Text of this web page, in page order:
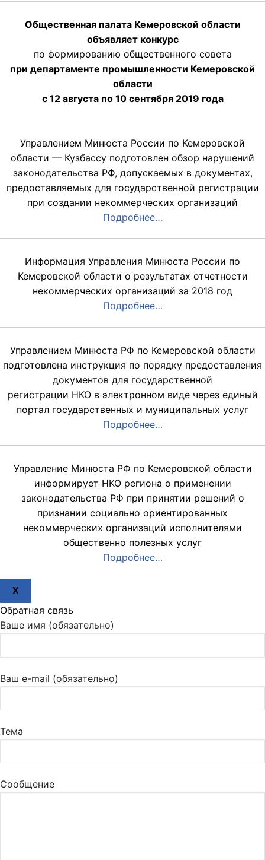
Общественная палата Кемеровской области
объявляет конкурс
по формированию общественного совета
при департаменте промышленности Кемеровской
области
с 12 августа по 10 сентября 2019 года
Управлением Минюста России по Кемеровской
области — Кузбассу подготовлен обзор нарушений
законодательства РФ, допускаемых в документах,
предоставляемых для государственной регистрации
при создании некоммерческих организаций
Подробнее…
Информация Управления Минюста России по
Кемеровской области о результатах отчетности
некоммерческих организаций за 2018 год
Подробнее…
Управлением Минюста РФ по Кемеровской области
подготовлена инструкция по порядку предоставления
документов для государственной
регистрации НКО в электронном виде через единый
портал государственных и муниципальных услуг
Подробнее…
Управление Минюста РФ по Кемеровской области
информирует НКО региона о применении
законодательства РФ при принятии решений о
признании социально ориентированных
некоммерческих организаций исполнителями
общественно полезных услуг
Подробнее…
X
Обратная связь
Ваше имя (обязательно)
Ваш e-mail (обязательно)
Тема
Сообщение